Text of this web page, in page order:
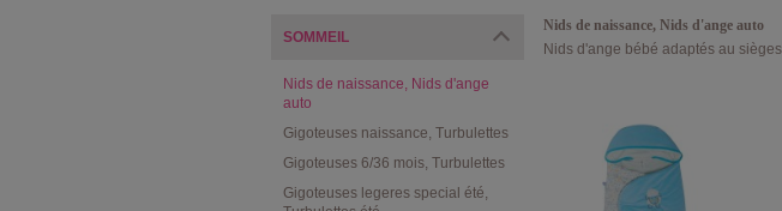
SOMMEIL
Nids de naissance, Nids d'ange
auto
Gigoteuses naissance, Turbulettes
Gigoteuses 6/36 mois, Turbulettes
Gigoteuses legeres special été,
Nids de naissance, Nids d'ange auto
Nids d'ange bébé adaptés au